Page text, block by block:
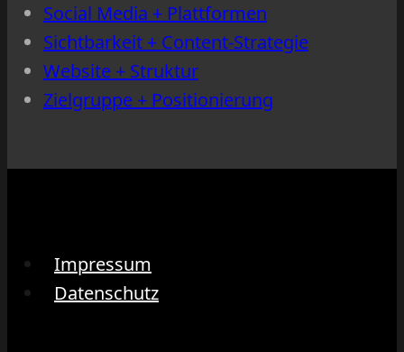
Social Media + Plattformen
Sichtbarkeit + Content-Strategie
Website + Struktur
Zielgruppe + Positionierung
Impressum
Datenschutz